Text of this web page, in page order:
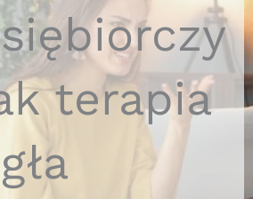
terapia